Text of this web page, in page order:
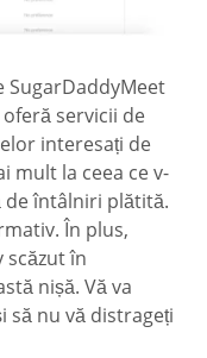
SugarDaddyMeet
servicii de
interesați de
mult la ceea ce v-
de întâlniri plătită.
În plus,
în
nișă. Vă va
să nu vă distrageți